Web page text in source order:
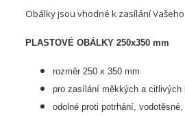
Obálky jsou vhodné k zasílání
PLASTOVÉ OBÁLKY 250x350 mm
rozměr 250 x 350 mm
pro zasílání měkkých a citlivých
odolné proti potrhání,